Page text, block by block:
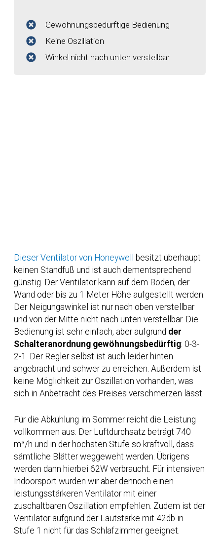
Gewöhnungsbedürftige Bedienung
Keine Oszillation
Winkel nicht nach unten verstellbar
Dieser Ventilator von Honeywell
besitzt überhaupt
keinen Standfuß und ist auch dementsprechend
günstig. Der Ventilator kann auf dem Boden, der
Wand oder bis zu 1 Meter Höhe aufgestellt werden.
Der Neigungswinkel ist nur nach oben verstellbar
und von der Mitte nicht nach unten verstellbar. Die
Bedienung ist sehr einfach, aber aufgrund der
Schalteranordnung gewöhnungsbedürftig: 0-3-
2-1. Der Regler selbst ist auch leider hinten
angebracht und schwer zu erreichen. Außerdem ist
keine Möglichkeit zur Oszillation vorhanden, was
sich in Anbetracht des Preises verschmerzen lässt.
Für die Abkühlung im Sommer reicht die Leistung
vollkommen aus. Der Luftdurchsatz beträgt 740
m³/h und in der höchsten Stufe so kraftvoll, dass
sämtliche Blätter weggeweht werden. Übrigens
werden dann hierbei 62W verbraucht. Für intensiven
Indoorsport würden wir aber dennoch einen
leistungsstärkeren Ventilator mit einer
zuschaltbaren Oszillation empfehlen. Zudem ist der
Ventilator aufgrund der Lautstärke mit 42db in
Stufe 1 nicht für das Schlafzimmer geeignet.